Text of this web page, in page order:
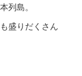
列島。
盛りだくさん